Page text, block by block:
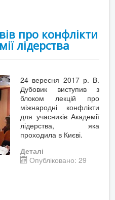
про конфлікти
лідерства
24 вересня 2017 р. В.
Дубовик виступив з
блоком лекцій про
міжнародні конфлікти
для учасників Академії
лідерства, яка
проходила в Києві.
Деталі
Опубліковано: 29